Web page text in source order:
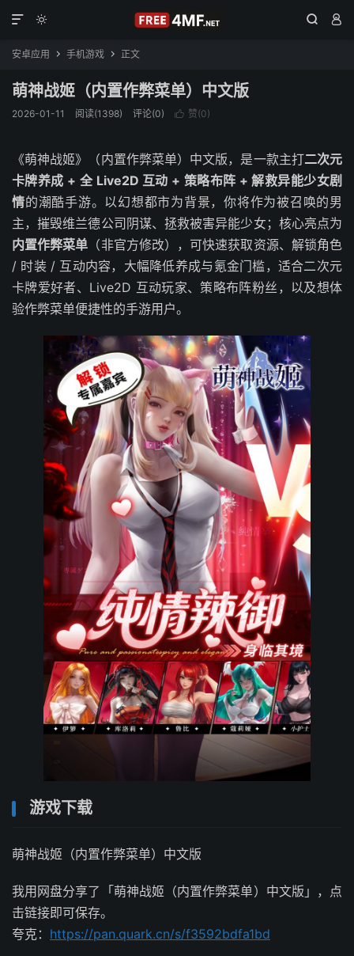
  

安卓应用  手机游戏  正文
萌神战姬（内置作弊菜单）中文版
2026-01-11 阅读(1398) 评论(0)  赞(0)
《萌神战姬》（内置作弊菜单）中文版，是一款主打二次元
卡牌养成 + 全 Live2D 互动 + 策略布阵 + 解救异能少女剧
情的潮酷手游。以幻想都市为背景，你将作为被召唤的男
主，摧毁维兰德公司阴谋、拯救被害异能少女；核心亮点为
内置作弊菜单 （非官方修改），可快速获取资源、解锁角色
/ 时装 / 互动内容，大幅降低养成与氪金门槛，适合二次元
卡牌爱好者、Live2D 互动玩家、策略布阵粉丝，以及想体
验作弊菜单便捷性的手游用户。
游戏下载
萌神战姬（内置作弊菜单）中文版
我用网盘分享了「萌神战姬（内置作弊菜单）中文版」，点
击链接即可保存。
夸克： https://pan.quark.cn/s/f3592bdfa1bd